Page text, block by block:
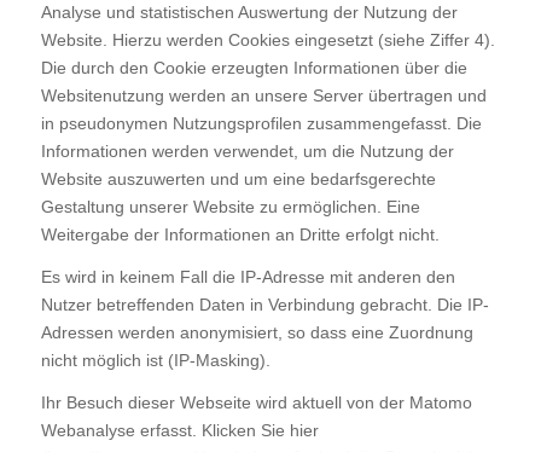
Analyse und statistischen Auswertung der Nutzung der
Website. Hierzu werden Cookies eingesetzt (siehe Ziffer 4).
Die durch den Cookie erzeugten Informationen über die
Websitenutzung werden an unsere Server übertragen und
in pseudonymen Nutzungsprofilen zusammengefasst. Die
Informationen werden verwendet, um die Nutzung der
Website auszuwerten und um eine bedarfsgerechte
Gestaltung unserer Website zu ermöglichen. Eine
Weitergabe der Informationen an Dritte erfolgt nicht.
Es wird in keinem Fall die IP-Adresse mit anderen den
Nutzer betreffenden Daten in Verbindung gebracht. Die IP-
Adressen werden anonymisiert, so dass eine Zuordnung
nicht möglich ist (IP-Masking).
Ihr Besuch dieser Webseite wird aktuell von der Matomo
Webanalyse erfasst. Klicken Sie hier